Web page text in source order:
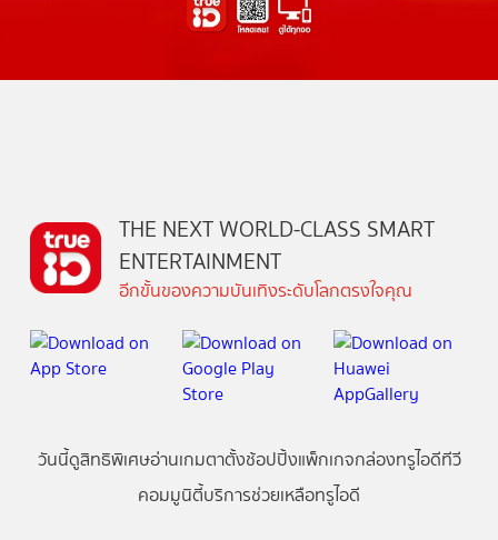
THE NEXT WORLD-CLASS SMART
ENTERTAINMENT
อีกขั้นของความบันเทิงระดับโลกตรงใจคุณ
วันนี้ดูสิทธิพิเศษอ่านเกมตาตั้งช้อปปิ้งแพ็กเกจกล่องทรูไอดีทีวี
คอมมูนิตี้บริการช่วยเหลือทรูไอดี